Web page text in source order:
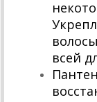
всей